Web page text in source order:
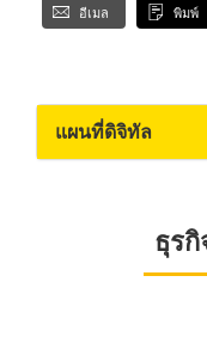
อีเมล พิมพ์
แผนที่ดิจิทัล
ธุร